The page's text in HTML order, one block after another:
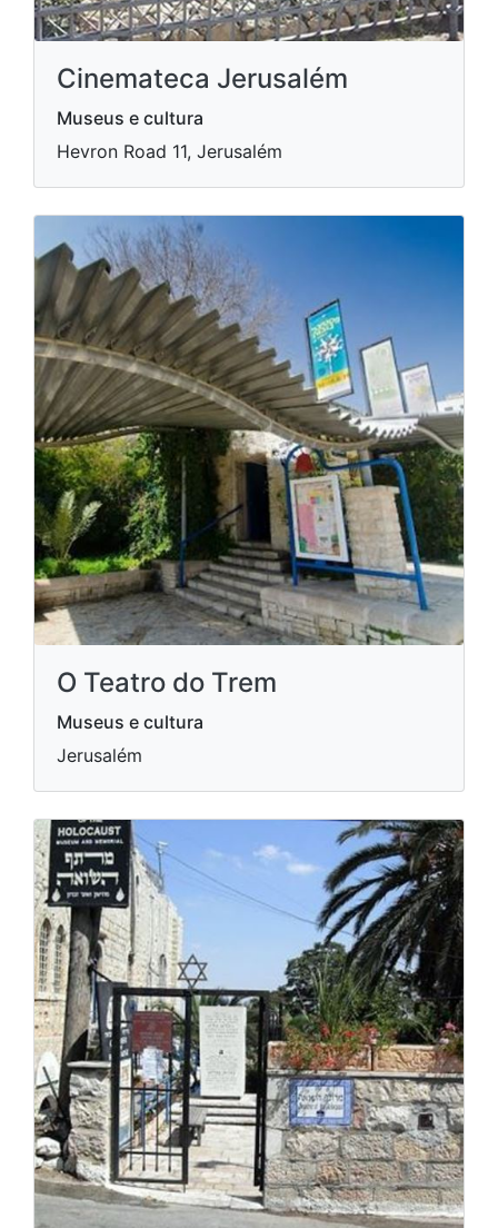
Cinemateca Jerusalém
Museus e cultura
Hevron Road 11, Jerusalém
O Teatro do Trem
Museus e cultura
Jerusalém